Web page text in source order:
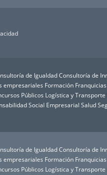
de Igualdad Consultoría de
empresariales Formación Franquicias
Públicos Logística y Transporte
Social Empresarial Salud
de Igualdad Consultoría de
empresariales Formación Franquicias
Públicos Logística y Transporte